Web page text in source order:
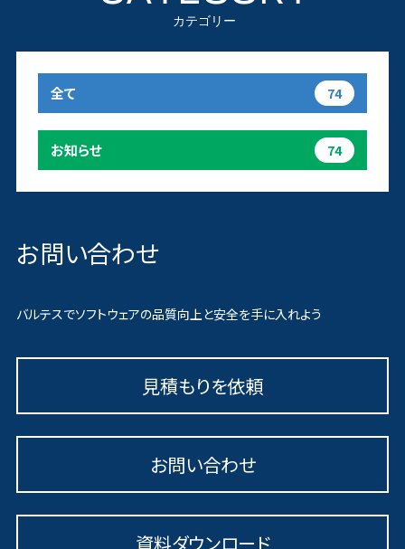
カテゴリー
全て 74
お知らせ 74
お問い合わせ
バルテスでソフトウェアの品質向上と安全を手に入れよう
見積もりを依頼
お問い合わせ
資料ダウンロード